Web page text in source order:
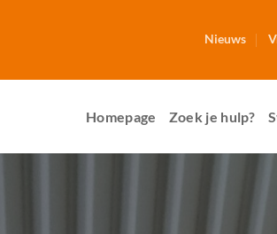
Nieuws
Homepage Zoek je hulp?